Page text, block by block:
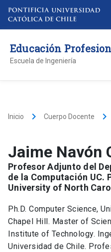
Educación
Escuela de Ingeniería
Inicio keyboard_arrow_right Cuerpo Docente keyboard_arrow_right
Jaime Navón
Profesor Adjunto del
de la Computación UC.
University of North
Ph.D. Computer Science,
Chapel Hill. Master of
Institute of Technology.
Universidad de Chile.